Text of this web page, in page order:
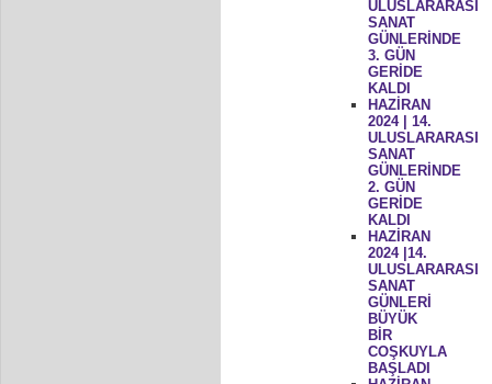
ULUSLARARASI
SANAT
GÜNLERİNDE
3. GÜN
GERİDE
KALDI
HAZİRAN
2024 | 14.
ULUSLARARASI
SANAT
GÜNLERİNDE
2. GÜN
GERİDE
KALDI
HAZİRAN
2024 |14.
ULUSLARARASI
SANAT
GÜNLERİ
BÜYÜK
BİR
COŞKUYLA
BAŞLADI